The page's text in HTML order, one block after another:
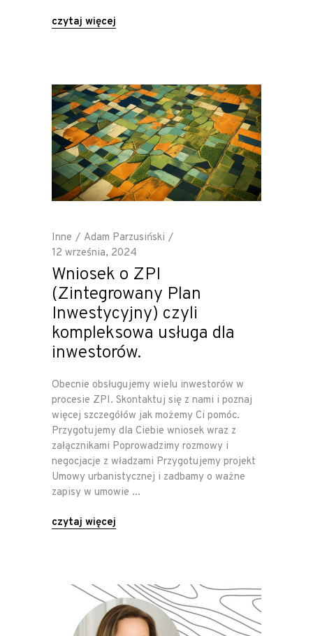
czytaj więcej
Inne
Adam Parzusiński
12 września, 2024
Wniosek o ZPI
(Zintegrowany Plan
Inwestycyjny) czyli
kompleksowa usługa dla
inwestorów.
Obecnie obsługujemy wielu inwestorów w
procesie ZPI. Skontaktuj się z nami i poznaj
więcej szczegółów jak możemy Ci pomóc.
Przygotujemy dla Ciebie wniosek wraz z
załącznikami Poprowadzimy rozmowy i
negocjacje z władzami Przygotujemy projekt
Umowy urbanistycznej i zadbamy o ważne
zapisy w umowie
czytaj więcej